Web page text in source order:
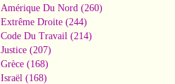
Amérique Du Nord (260)
Extrême Droite (244)
Code Du Travail (214)
Justice (207)
Grèce (168)
Israël (168)